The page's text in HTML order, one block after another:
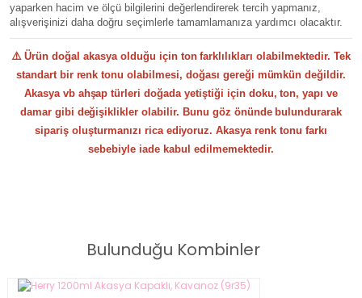
yaparken hacim ve ölçü bilgilerini değerlendirerek tercih yapmanız,
alışverişinizi daha doğru seçimlerle tamamlamanıza yardımcı olacaktır.
⚠️Ürün doğal akasya olduğu için ton farklılıkları olabilmektedir. Tek
standart bir renk tonu olabilmesi, doğası gereği mümkün değildir.
Akasya vb ahşap türleri doğada yetiştiği için doku, ton, yapı ve
damar gibi değişiklikler olabilir. Bunu göz önünde bulundurarak
sipariş oluşturmanızı rica ediyoruz. Akasya renk tonu farkı
sebebiyle iade kabul edilmemektedir.
Bulunduğu Kombinler